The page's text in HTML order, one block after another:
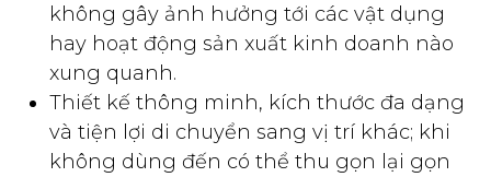
không gây ảnh hưởng tới các vật dụng
hay hoạt động sản xuất kinh doanh nào
xung quanh.
Thiết kế thông minh, kích thước đa dạng
và tiện lợi di chuyển sang vị trí khác; khi
không dùng đến có thể thu gọn lại gọn